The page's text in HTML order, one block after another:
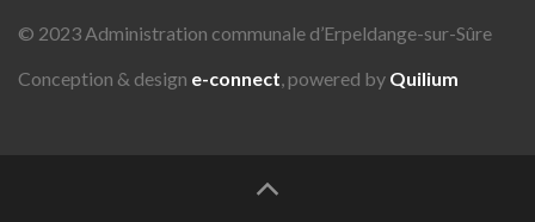
© 2023 Administration communale d’Erpeldange-sur-Sûre
Conception & design e-connect, powered by Quilium